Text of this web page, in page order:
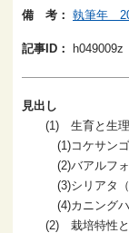
備 考： 執筆年
記事ID： h049009z
見出し
(1) 生育と生理
(1)コケサンゴ（
(2)バアルフォウ
(3)シリアタ（
(4)カニングハミ
(2) 栽培特性と